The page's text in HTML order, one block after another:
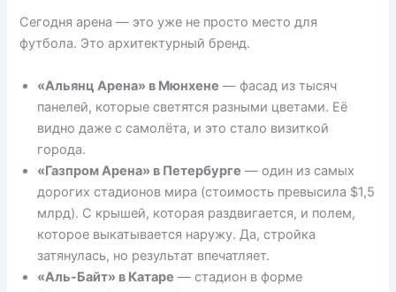
Сегодня арена — это уже не просто место для
футбола. Это архитектурный бренд.
«Альянц Арена» в Мюнхене — фасад из тысяч
панелей, которые светятся разными цветами. Её
видно даже с самолёта, и это стало визиткой
города.
«Газпром Арена» в Петербурге — один из самых
дорогих стадионов мира (стоимость превысила $1,5
млрд). С крышей, которая раздвигается, и полем,
которое выкатывается наружу. Да, стройка
затянулась, но результат впечатляет.
«Аль-Байт» в Катаре — стадион в форме